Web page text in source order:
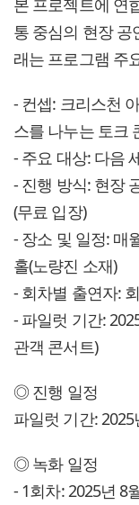
통 중심의 현장 공
래는 프로그램 주
- 컨셉: 크리스천
스를 나누는 토크
- 주요 대상: 다음
- 진행 방식: 현장
(무료 입장)
- 장소 및 일정: 매
홀(노량진 소재)
- 회차별 출연자:
- 파일럿 기간:
관객 콘서트)
◎ 진행 일정
파일럿 기간: 2025
◎ 녹화 일정
- 1회차: 2025년 8